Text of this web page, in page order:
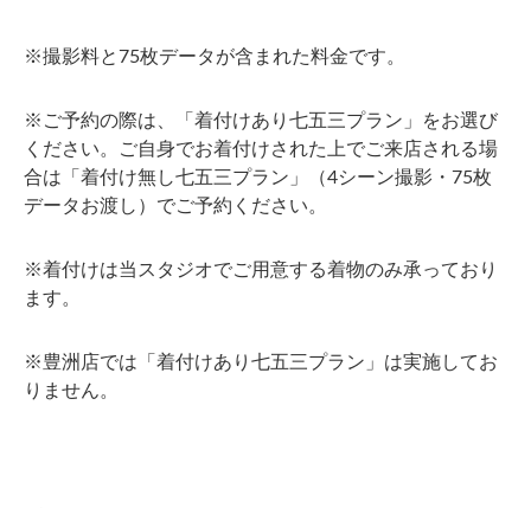
※撮影料と75枚データが含まれた料金です。
※ご予約の際は、「着付けあり七五三プラン」をお選び
ください。ご自身でお着付けされた上でご来店される場
合は「着付け無し七五三プラン」（4シーン撮影・75枚
データお渡し）でご予約ください。
※着付けは当スタジオでご用意する着物のみ承っており
ます。
※豊洲店では「着付けあり七五三プラン」は実施してお
りません。